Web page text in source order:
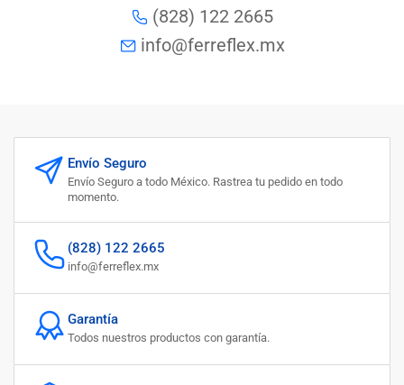
(828) 122 2665
info@ferreflex.mx
Envío Seguro
Envío Seguro a todo México. Rastrea tu pedido en todo
momento.
(828) 122 2665
info@ferreflex.mx
Garantía
Todos nuestros productos con garantía.